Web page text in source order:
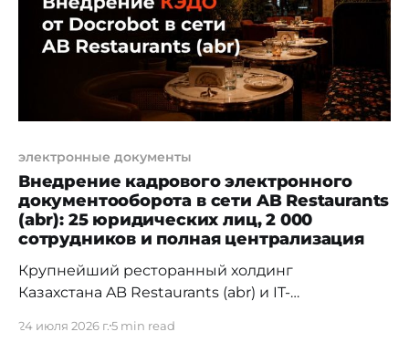
данные в документах,
электронные документы
Внедрение кадрового электронного
документооборота в сети AB Restaurants
(abr): 25 юридических лиц, 2 000
сотрудников и полная централизация
Крупнейший ресторанный холдинг
Казахстана AB Restaurants (abr) и IT-
Азия» завершили проект по миграции
24 июля 2026 г.5 min read